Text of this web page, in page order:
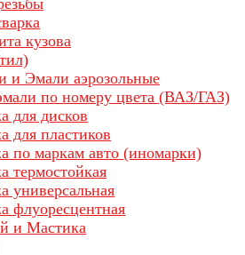
кузова
и Эмали аэрозольные
по номеру цвета (ВАЗ/ГАЗ)
для дисков
для пластиков
по маркам авто (иномарки)
термостойкая
универсальная
флуоресцентная
и Мастика